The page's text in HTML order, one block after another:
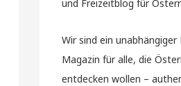
und Freizeitblog für
Wir sind ein unabhängiger
Magazin für alle, die
entdecken wollen –